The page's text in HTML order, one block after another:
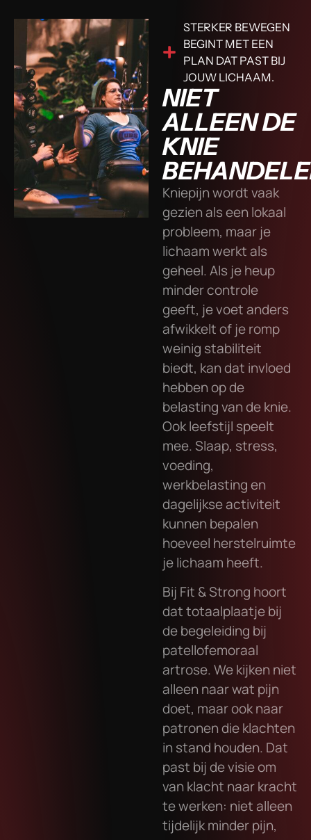
STERKER BEWEGEN
BEGINT MET EEN
PLAN DAT PAST BIJ
JOUW LICHAAM.
NIET
ALLEEN DE
KNIE
Kniepijn wordt vaak
gezien als een lokaal
probleem, maar je
lichaam werkt als
geheel. Als je heup
minder controle
geeft, je voet anders
afwikkelt of je romp
weinig stabiliteit
biedt, kan dat invloed
hebben op de
belasting van de knie.
Ook leefstijl speelt
mee. Slaap, stress,
voeding,
werkbelasting en
dagelijkse activiteit
kunnen bepalen
hoeveel herstelruimte
je lichaam heeft.
Bij Fit & Strong hoort
dat totaalplaatje bij
de begeleiding bij
patellofemoraal
artrose. We kijken niet
alleen naar wat pijn
doet, maar ook naar
patronen die klachten
in stand houden. Dat
past bij de visie om
van klacht naar kracht
te werken: niet alleen
tijdelijk minder pijn,